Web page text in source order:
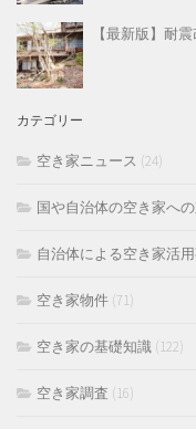
【最新版】耐
カテゴリー
空き家ニュース (24)
国や自治体の空き家へ
自治体による空き家活
空き家物件 (71)
空き家の基礎知識 (122)
空き家調査 (16)